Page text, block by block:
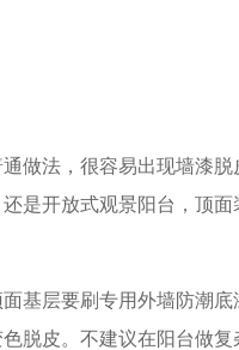
做法，很容易出现墙漆脱
是开放式观景阳台，顶面
基层要刷专用外墙防潮底
脱皮。不建议在阳台做复